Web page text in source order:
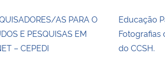
AS PARA O
E PESQUISAS EM
– CEPEDI
Educação
Fotografias
do CCSH.